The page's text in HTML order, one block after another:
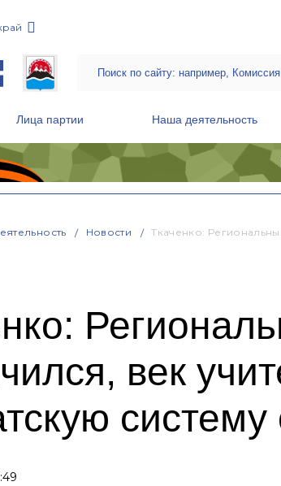
Лица партии Наша деятельность
Новости
Ткаченко:
век